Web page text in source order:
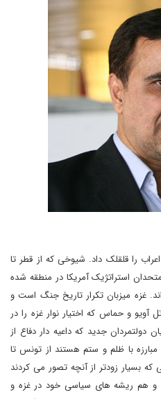
را قلقلک داد. شیوخی که از قطر تا
استراتژیک آمریکا در منطقه شده
غزه میزبان تکرار تاریخ جنگ است و
و حماس که اختیار نوار غزه را در
دولتمردان جدید که داعیه دار دفاع از
با ظلم و ستم هستند از تونس تا
بسیار زودتر از آنچه تصور می کردند
و هم ریشه های سیاسی خود در غزه و